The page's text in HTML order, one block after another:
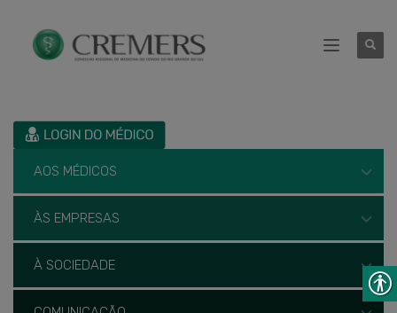
AOS MÉDICOS
ÀS EMPRESAS
À SOCIEDADE